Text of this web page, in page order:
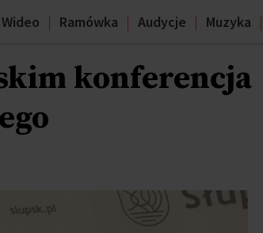
Wideo Ramówka Audycje Muzyka
konferencja